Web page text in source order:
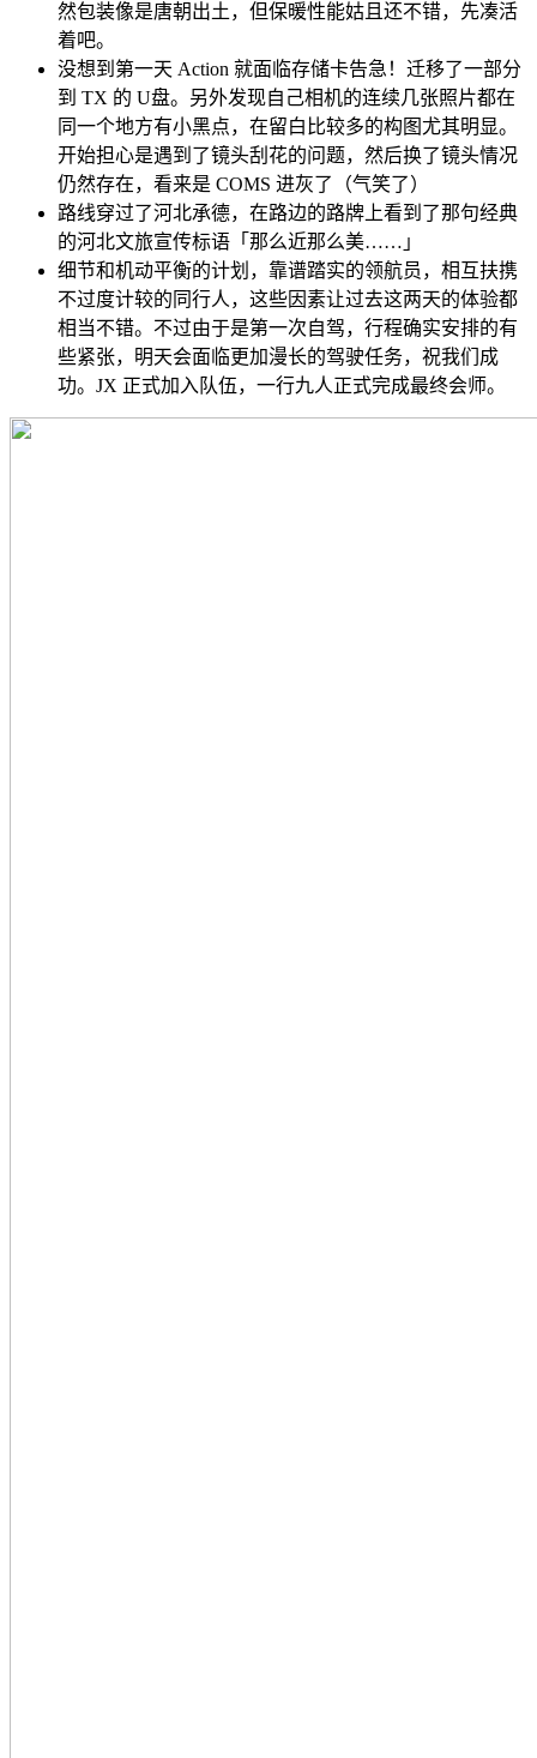
然包装像是唐朝出土，但保暖性能姑且还不错，先凑活
着吧。
没想到第一天 Action 就面临存储卡告急！迁移了一部分
到 TX 的 U盘。另外发现自己相机的连续几张照片都在
同一个地方有小黑点，在留白比较多的构图尤其明显。
开始担心是遇到了镜头刮花的问题，然后换了镜头情况
仍然存在，看来是 COMS 进灰了（气笑了）
路线穿过了河北承德，在路边的路牌上看到了那句经典
的河北文旅宣传标语「那么近那么美……」
细节和机动平衡的计划，靠谱踏实的领航员，相互扶携
不过度计较的同行人，这些因素让过去这两天的体验都
相当不错。不过由于是第一次自驾，行程确实安排的有
些紧张，明天会面临更加漫长的驾驶任务，祝我们成
功。JX 正式加入队伍，一行九人正式完成最终会师。